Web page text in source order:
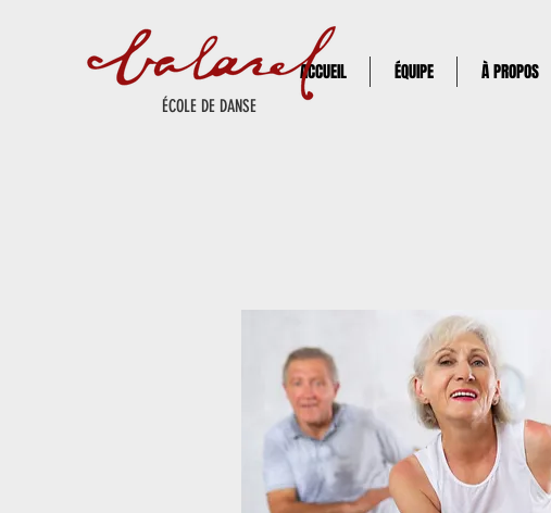
ÉCOLE DE DANSE
ACCUEIL ÉQUIPE À PROPOS